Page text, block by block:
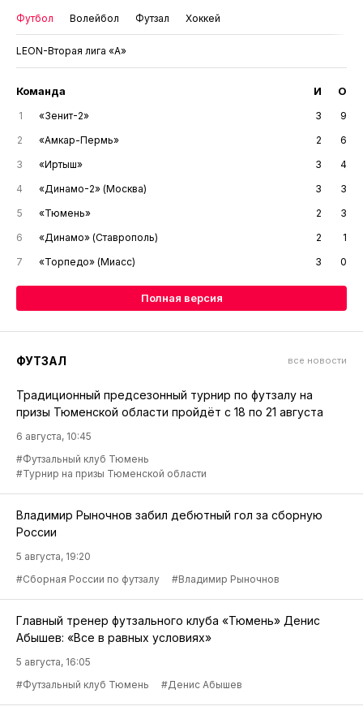
Футбол Волейбол Футзал Хоккей
LEON-Вторая лига «А»
Команда И О
1 «Зенит-2» 3
9
2
«Амкар-Пермь» 2
6
3
«Иртыш» 3
4
4
«Динамо-2» (Москва) 3
3
5
«Тюмень» 2
3
6
«Динамо» (Ставрополь) 2
1
7
«Торпедо» (Миасс) 3 0
Полная версия
ФУТЗАЛ все новости
Традиционный предсезонный турнир по футзалу на
призы Тюменской области пройдёт с 18 по 21 августа
6 августа, 10:45
#Футзальный клуб Тюмень
#Турнир на призы Тюменской области
Владимир Рыночнов забил дебютный гол за сборную
России
5 августа, 19:20
#Сборная России по футзалу
#Владимир Рыночнов
Главный тренер футзального клуба «Тюмень» Денис
Абышев: «Все в равных условиях»
5 августа, 16:05
#Футзальный клуб Тюмень
#Денис Абышев